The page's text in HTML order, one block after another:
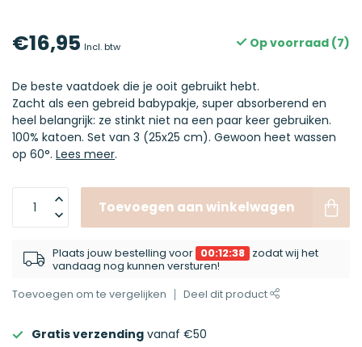
€16,95 Incl. btw Op voorraad (7)
De beste vaatdoek die je ooit gebruikt hebt.
Zacht als een gebreid babypakje, super absorberend en
heel belangrijk: ze stinkt niet na een paar keer gebruiken.
100% katoen. Set van 3 (25x25 cm). Gewoon heet wassen
op 60°. Lees meer.
Toevoegen aan winkelwagen
Plaats jouw bestelling voor 00:12:38 zodat wij het
vandaag nog kunnen versturen!
Toevoegen om te vergelijken Deel dit product
Gratis verzending vanaf €50